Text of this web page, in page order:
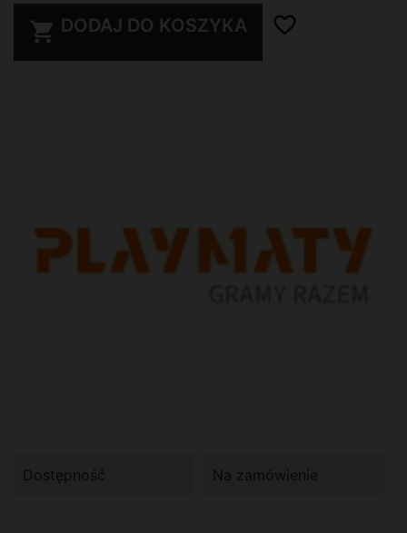
 DODAJ DO KOSZYKA favorite_border
Dostępność Na zamówienie